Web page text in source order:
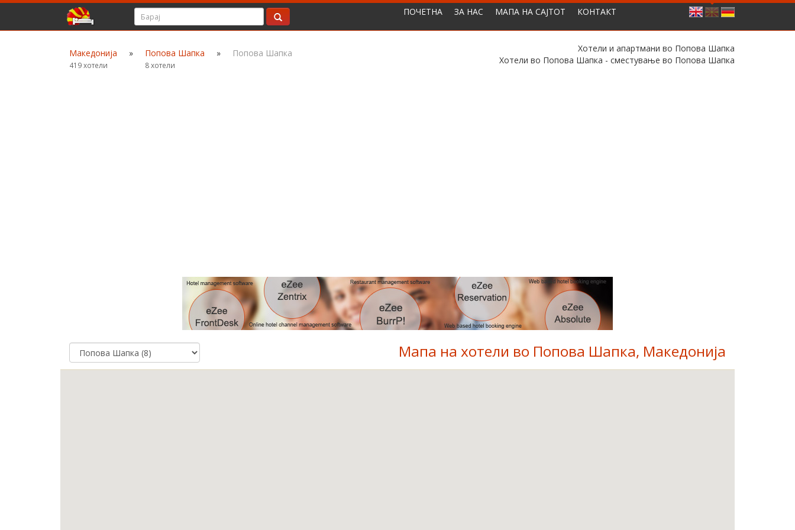
ПОЧЕТНА ЗА НАС МАПА НА САЈТОТ КОНТАКТ
Македонија
419 хотели
» Попова Шапка
8 хотели
» Попова Шапка
Хотели и апартмани во Попова Шапка
Хотели во Попова Шапка - сместување во Попова Шапка
Мапа на хотели во Попова Шапка, Македонија